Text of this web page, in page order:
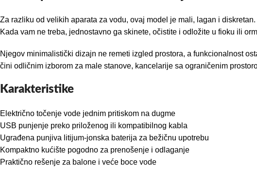
Za razliku od velikih aparata za vodu, ovaj model je mali, lagan i
Kada vam ne treba, jednostavno ga skinete, očistite i odložite u fioku ili
Njegov minimalistički dizajn ne remeti izgled prostora, a funkcionalnost
čini odličnim izborom za male stanove, kancelarije sa ograničenim
Karakteristike
Električno točenje vode jednim pritiskom na dugme
USB punjenje preko priloženog ili kompatibilnog kabla
Ugrađena punjiva litijum-jonska baterija za bežičnu upotrebu
Kompaktno kućište pogodno za prenošenje i odlaganje
Praktično rešenje za balone i veće boce vode